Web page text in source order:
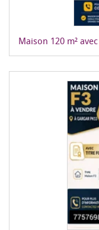
Maison 120 m²